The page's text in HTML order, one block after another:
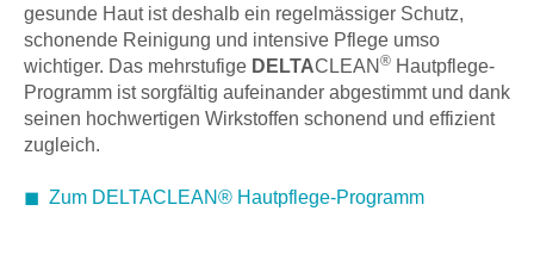
gesunde Haut ist deshalb ein regelmässiger Schutz,
schonende Reinigung und intensive Pflege umso
wichtiger. Das mehrstufige DELTACLEAN ® Hautpflege-
Programm ist sorgfältig aufeinander abgestimmt und dank
seinen hochwertigen Wirkstoffen schonend und effizient
zugleich.
◼ Zum DELTACLEAN® Hautpflege-Programm